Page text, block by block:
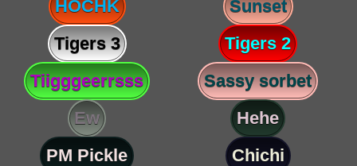
HOCHK
Sunset
Tigers 3
Tigers 2
Tiigggeerrsss
Sassy sorbet
Ew
Hehe
PM Pickle
Chichi